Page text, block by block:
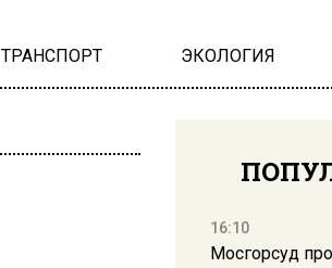
ТРАНСПОРТ ЭКОЛОГИЯ
16:10
Мосгорсуд